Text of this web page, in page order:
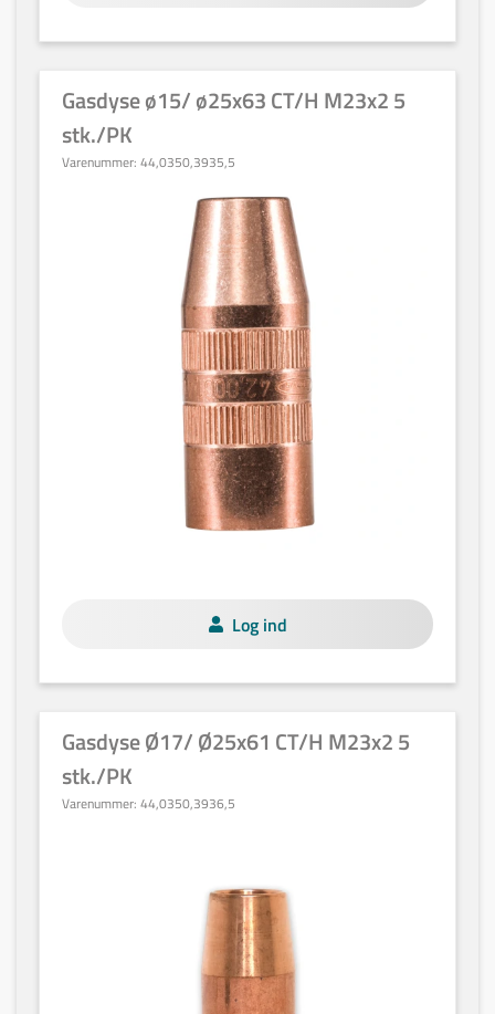
Gasdyse ø15/ ø25x63 CT/H M23x2 5
stk./PK
Varenummer: 44,0350,3935,5
Log ind
Gasdyse Ø17/ Ø25x61 CT/H M23x2 5
stk./PK
Varenummer: 44,0350,3936,5